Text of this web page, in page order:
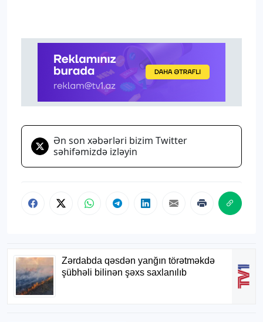
Ən son xəbərləri bizim Twitter
səhifəmizdə izləyin